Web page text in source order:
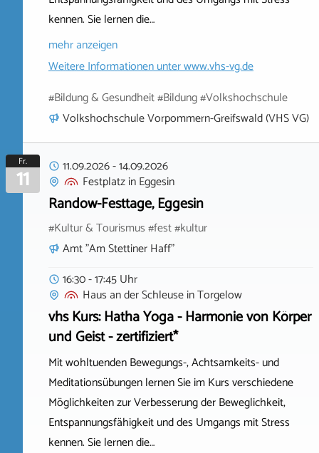
kennen. Sie lernen die…
mehr anzeigen
Weitere Informationen unterwww.vhs-vg.de
#Bildung & Gesundheit #Bildung #Volkshochschule
Volkshochschule Vorpommern-Greifswald (VHS VG)
Fr.
11 11.09.2026-14.09.2026
FestplatzinEggesin
Randow-Festtage, Eggesin
#Kultur & Tourismus #fest #kultur
Amt "Am Stettiner Haff"
16:30 - 17:45 Uhr
Haus an der SchleuseinTorgelow
vhs Kurs: Hatha Yoga - Harmonie von Körper
und Geist - zertifiziert*
Mit wohltuenden Bewegungs-, Achtsamkeits- und
Meditationsübungen lernen Sie im Kurs verschiedene
Möglichkeiten zur Verbesserung der Beweglichkeit,
Entspannungsfähigkeit und des Umgangs mit Stress
kennen. Sie lernen die…